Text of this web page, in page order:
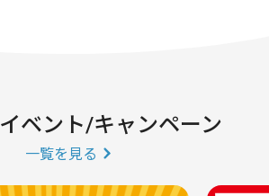
ベント/キャンペーン
一覧を見る